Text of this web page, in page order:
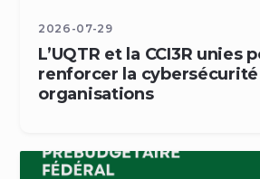
2026-07-29
L’UQTR et la CCI3R unies
renforcer la
organisations